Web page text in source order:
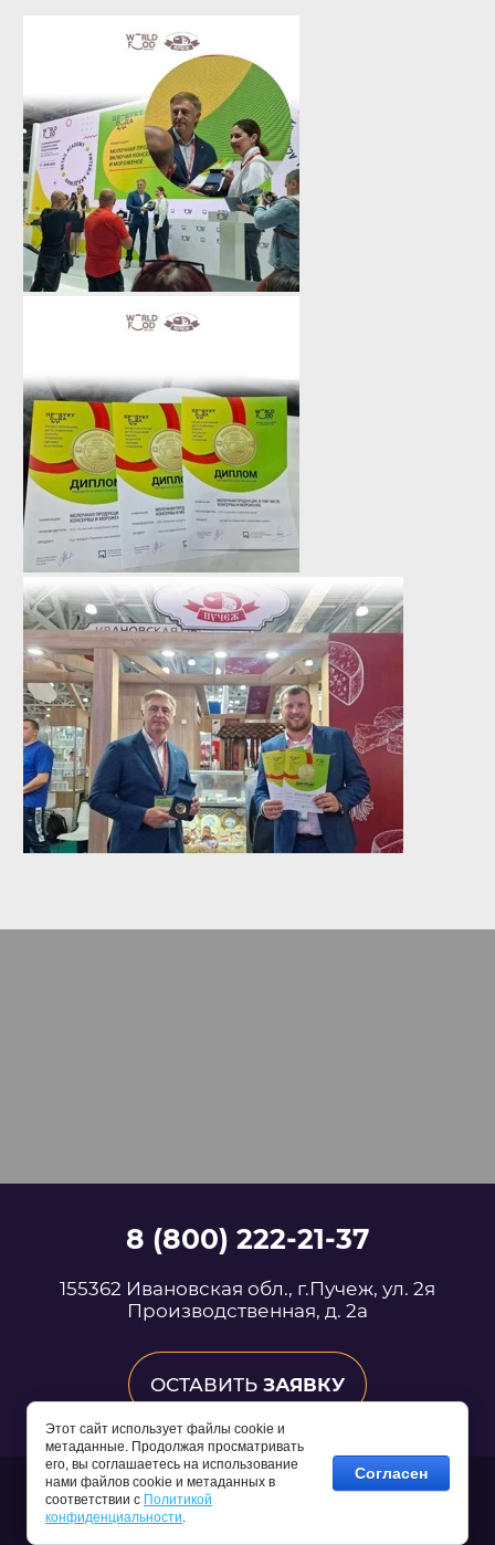
8 (800) 222-21-37
155362 Ивановская обл., г.Пучеж, ул. 2я
Производственная, д. 2а
ОСТАВИТЬ ЗАЯВКУ
Создание,разработка сайта
— студия Мегагрупп.ру.
Copyright © 2017 - 2026 ООО ПУЧЕЖСКИЙ
Этот сайт использует файлы cookie и
метаданные. Продолжая просматривать
его, вы соглашаетесь на использование
нами файлов cookie и метаданных в
соответствии с Политикой
конфиденциальности.
Согласен